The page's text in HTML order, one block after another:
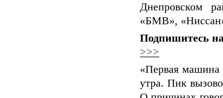
Днепровском
«БМВ»,
Подпишитесь
>>>
«Первая машина
утра. Пик